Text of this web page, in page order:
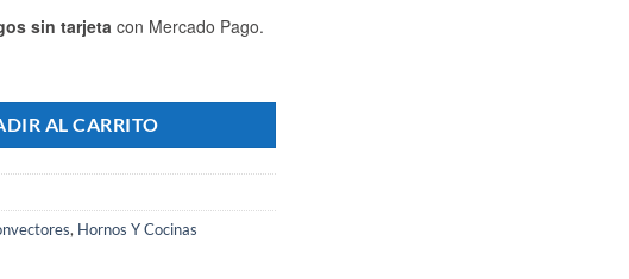
sin tarjeta con Mercado Pago.
AL CARRITO
, Hornos Y Cocinas